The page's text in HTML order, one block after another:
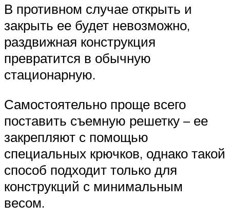
В противном случае открыть и
закрыть ее будет невозможно,
раздвижная конструкция
превратится в обычную
стационарную.
Самостоятельно проще всего
поставить съемную решетку – ее
закрепляют с помощью
специальных крючков, однако такой
способ подходит только для
конструкций с минимальным
весом.